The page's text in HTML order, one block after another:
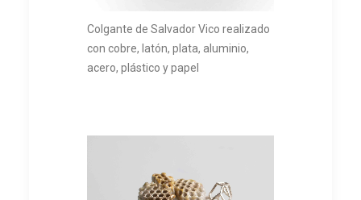
Colgante de Salvador Vico realizado
con cobre, latón, plata, aluminio,
acero, plástico y papel